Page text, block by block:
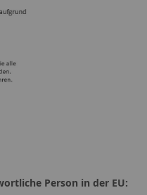
Person in der EU: